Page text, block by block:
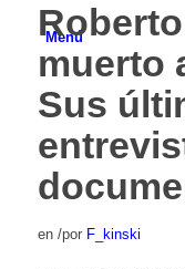
Menú
muerto
Sus
en /por F_kinski